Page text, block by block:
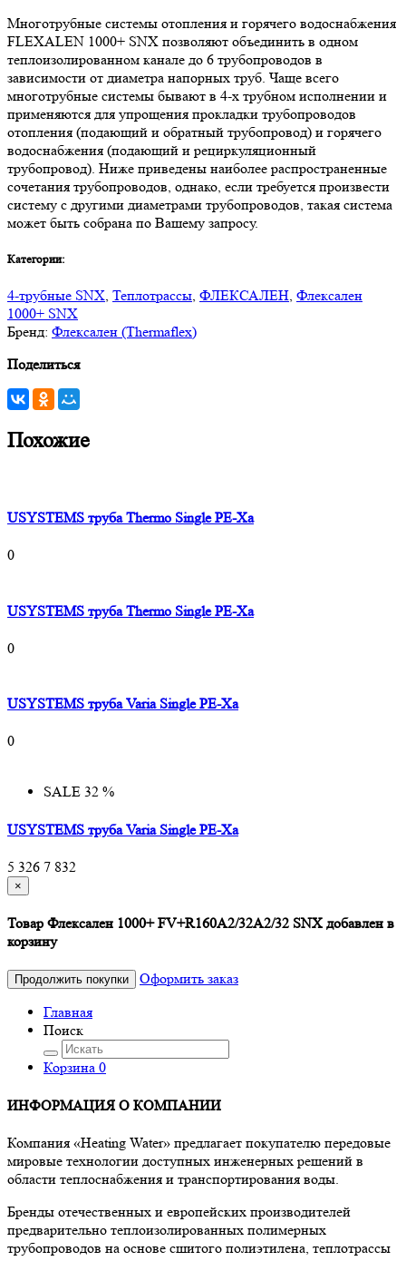
Многотрубные системы отопления и горячего водоснабжения
FLEXALEN 1000+ SNX позволяют объединить в одном
теплоизолированном канале до 6 трубопроводов в
зависимости от диаметра напорных труб. Чаще всего
многотрубные системы бывают в 4-х трубном исполнении и
применяются для упрощения прокладки трубопроводов
отопления (подающий и обратный трубопровод) и горячего
водоснабжения (подающий и рециркуляционный
трубопровод). Ниже приведены наиболее распространенные
сочетания трубопроводов, однако, если требуется произвести
систему с другими диаметрами трубопроводов, такая система
может быть собрана по Вашему запросу.
Категории:
4-трубные SNX, Теплотрассы, ФЛЕКСАЛЕН, Флексален
1000+ SNX
Бренд: Флексален (Thermaflex)
Поделиться
Похожие
USYSTEMS труба Thermo Single PE-Xa
0
USYSTEMS труба Thermo Single PE-Xa
0
USYSTEMS труба Varia Single PE-Xa
0
SALE 32 %
USYSTEMS труба Varia Single PE-Xa
5 326 7 832
×
Товар Флексален 1000+ FV+R160A2/32A2/32 SNX добавлен в
корзину
Продолжить покупки
Оформить заказ
Главная
Поиск
Корзина 0
ИНФОРМАЦИЯ О КОМПАНИИ
Компания «Heating Water» предлагает покупателю передовые
мировые технологии доступных инженерных решений в
области теплоснабжения и транспортирования воды.
Бренды отечественных и европейских производителей
предварительно теплоизолированных полимерных
трубопроводов на основе сшитого полиэтилена, теплотрассы